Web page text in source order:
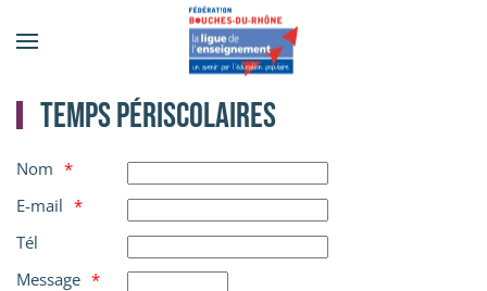
Accéder au contenu principal
Temps périscolaires
Nom
E-mail
Tél
Message